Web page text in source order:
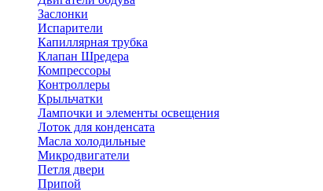
Заслонки
Испарители
Капиллярная трубка
Клапан Шредера
Компрессоры
Контроллеры
Крыльчатки
Лампочки и элементы освещения
Лоток для конденсата
Масла холодильные
Микродвигатели
Петля двери
Припой